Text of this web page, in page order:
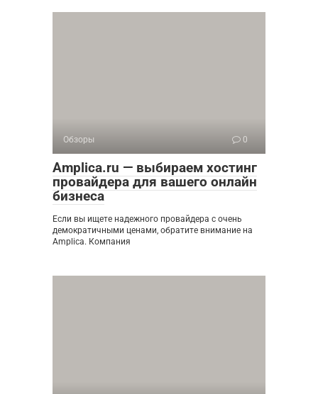
Обзоры 0
Amplica.ru — выбираем хостинг
провайдера для вашего онлайн
бизнеса
Если вы ищете надежного провайдера с очень
демократичными ценами, обратите внимание на
Amplica. Компания